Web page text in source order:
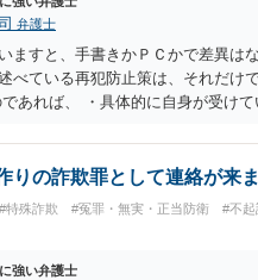
弁護士
ますと、手書きかＰＣかで差異は
べている再犯防止策は、それだけ
あれば、 ・具体的に自身が受け
拠で担保された客観性と実現可
が狙える事案であれば本人の反省
りの詐欺罪として連絡が来ま
#特殊詐欺 #冤罪・無実・正当防衛 #不起
強い弁護士